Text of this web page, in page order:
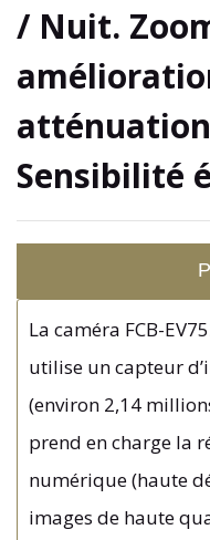
/ Nuit.
Sensibilité
La caméra FCB-
utilise un capteur
(environ 2,14
prend en charge la
numérique (haute
images de haute